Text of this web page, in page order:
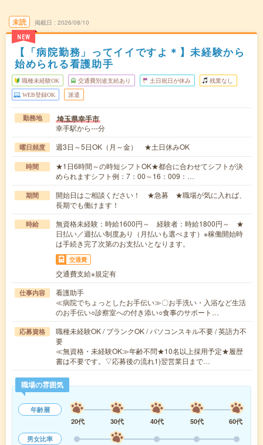
未読
NEW
掲載日 2026/08/10
【「病院勤務」ってイイですよ＊】未経験から
始められる看護助手
職種未経験OK 交通費別途支給あり 土日祝日が休み 残業なし
WEB登録OK 派遣
勤務地 埼玉県幸手市
幸手駅から---分
曜日頻度 週3日～5日OK（月～金） ★土日休みOK
時間
★1日6時間～の時短シフトOK★都合に合わせてシフトが決
められますシフト例：7：00～16：009：…
期間
開始日はご相談ください！ ★急募 ★職場が気に入れば、
長期でも働けます！
時給
無資格未経験：時給1600円～ 経験者：時給1800円～ ★
日払い／週払い制度あり（月払いも選べます）※稼働開始時
は手続き完了次第のお支払いとなります。
交通費
交通費支給※規定有
仕事内容
看護助手
≪病院でちょっとしたお手伝い≫〇お手洗い・入浴など生活
のお手伝い○診察室への付き添い○食事のサポート…
応募資格
職種未経験OK / ブランクOK / パソコンスキル不要 / 英語力不
要
≪無資格・未経験OK≫年齢不問★10名以上採用予定★履歴
書は不要です。▽応募後の流れ1)翌営業日まで…
職場の雰囲気
年齢層
20代
30代 40代 50代
60代
男女比率